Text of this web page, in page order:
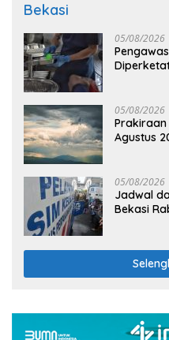
Bekasi
05/08/2026
05/08/2026
Prakiraan
Agustus
05/08/2026
Jadwal
Bekasi